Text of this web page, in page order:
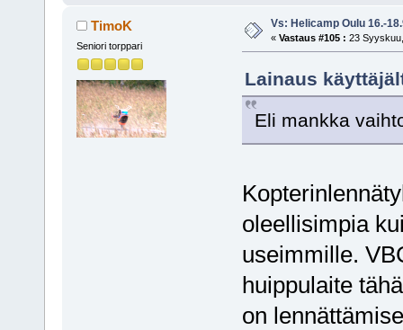
TimoK
Seniori torppari
Vs: Helicamp Oulu 16.-
« Vastaus #105 : 23
Lainaus
Eli mankka
oleellisimpia
useimmille.
huippulaite
on